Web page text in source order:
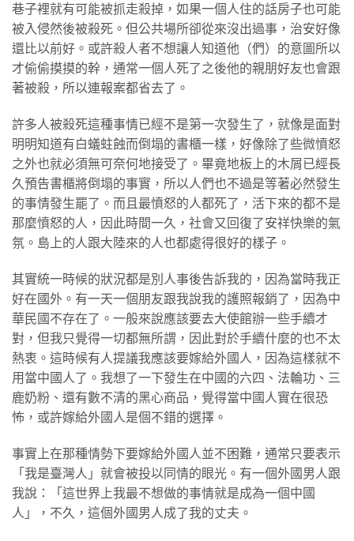
巷子裡就有可能被抓走殺掉，如果一個人住的話房子也可能
被入侵然後被殺死。但公共場所卻從來沒出過事，治安好像
還比以前好。或許殺人者不想讓人知道他（們）的意圖所以
才偷偷摸摸的幹，通常一個人死了之後他的親朋好友也會跟
著被殺，所以連報案都省去了。
許多人被殺死這種事情已經不是第一次發生了，就像是面對
明明知道有白蟻蛀蝕而倒塌的書櫃一樣，好像除了些微憤怒
之外也就必須無可奈何地接受了。畢竟地板上的木屑已經長
久預告書櫃將倒塌的事實，所以人們也不過是等著必然發生
的事情發生罷了。而且最憤怒的人都死了，活下來的都不是
那麼憤怒的人，因此時間一久，社會又回復了安祥快樂的氣
氛。島上的人跟大陸來的人也都處得很好的樣子。
其實統一時候的狀況都是別人事後告訴我的，因為當時我正
好在國外。有一天一個朋友跟我說我的護照報銷了，因為中
華民國不存在了。一般來說應該要去大使館辦一些手續才
對，但我只覺得一切都無所謂，因此對於手續什麼的也不太
熱衷。這時候有人提議我應該要嫁給外國人，因為這樣就不
用當中國人了。我想了一下發生在中國的六四、法輪功、三
鹿奶粉、還有數不清的黑心商品，覺得當中國人實在很恐
怖，或許嫁給外國人是個不錯的選擇。
事實上在那種情勢下要嫁給外國人並不困難，通常只要表示
「我是臺灣人」就會被投以同情的眼光。有一個外國男人跟
我說：「這世界上我最不想做的事情就是成為一個中國
人」，不久，這個外國男人成了我的丈夫。